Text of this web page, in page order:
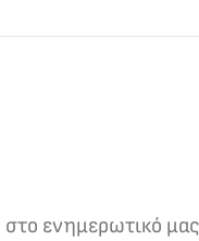
ενημερωτικό μας